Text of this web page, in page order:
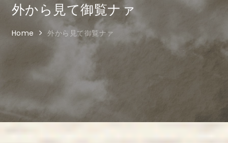
外から見て御覧ナァ
Home 外から見て御覧ナァ